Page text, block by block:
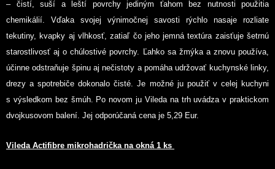
– čistí, suší a leští povrchy jediným ťahom bez nutnosti použitia
chemikálií. Vďaka svojej výnimočnej savosti rýchlo nasaje rozliate
tekutiny, kvapky aj vlhkosť, zatiaľ čo jeho jemná textúra zaisťuje šetrnú
starostlivosť aj o chúlostivé povrchy. Ľahko sa žmýka a znovu používa,
účinne odstraňuje špinu aj nečistoty a pomáha udržovať kuchynské linky,
drezy a spotrebiče dokonalo čisté. Je možné ju použiť v celej kuchyni
s výsledkom bez šmúh. Po novom ju Vileda na trh uvádza v praktickom
dvojkusovom balení. Jej odporúčaná cena je 5,29 Eur.
Vileda Actifibre mikrohadrička na okná 1 ks